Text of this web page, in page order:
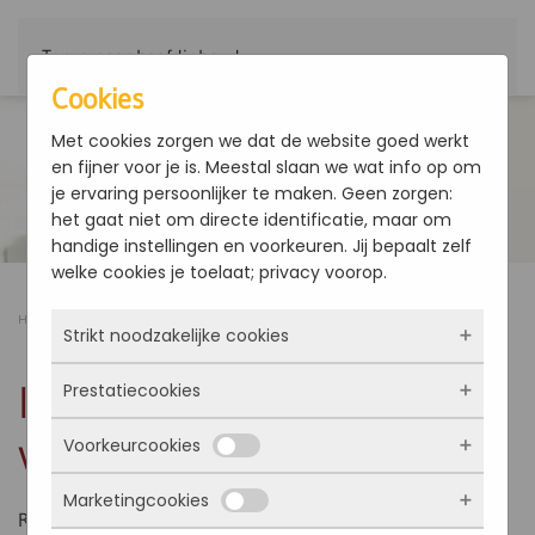
Terug naar hoofdinhoud
Home
IWC - Rooster aan
voorkant
Rooster aan voorkant
Cookies
Met cookies zorgen we dat de website goed werkt
en fijner voor je is. Meestal slaan we wat info op om
je ervaring persoonlijker te maken. Geen zorgen:
het gaat niet om directe identificatie, maar om
handige instellingen en voorkeuren. Jij bepaalt zelf
welke cookies je toelaat; privacy voorop.
Strikt noodzakelijke cookies
Deze cookies zorgen ervoor dat de website
überhaupt werkt. Ze zijn dus altijd actief en
kunnen niet worden uitgezet. Meestal worden
ze alleen geplaatst als jij iets doet, zoals
inloggen, een formulier invullen of je
Prestatiecookies
Met deze cookies zien we hoe vaak onze site
bezocht wordt, waar bezoekers vandaan
komen en welke pagina’s populair zijn. Zo
Voorkeurcookies
Deze cookies onthouden jouw voorkeuren.
Marketingcookies